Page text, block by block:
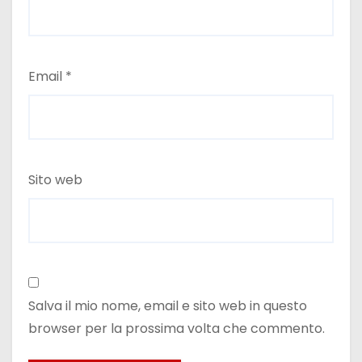
Email *
Sito web
Salva il mio nome, email e sito web in questo
browser per la prossima volta che commento.